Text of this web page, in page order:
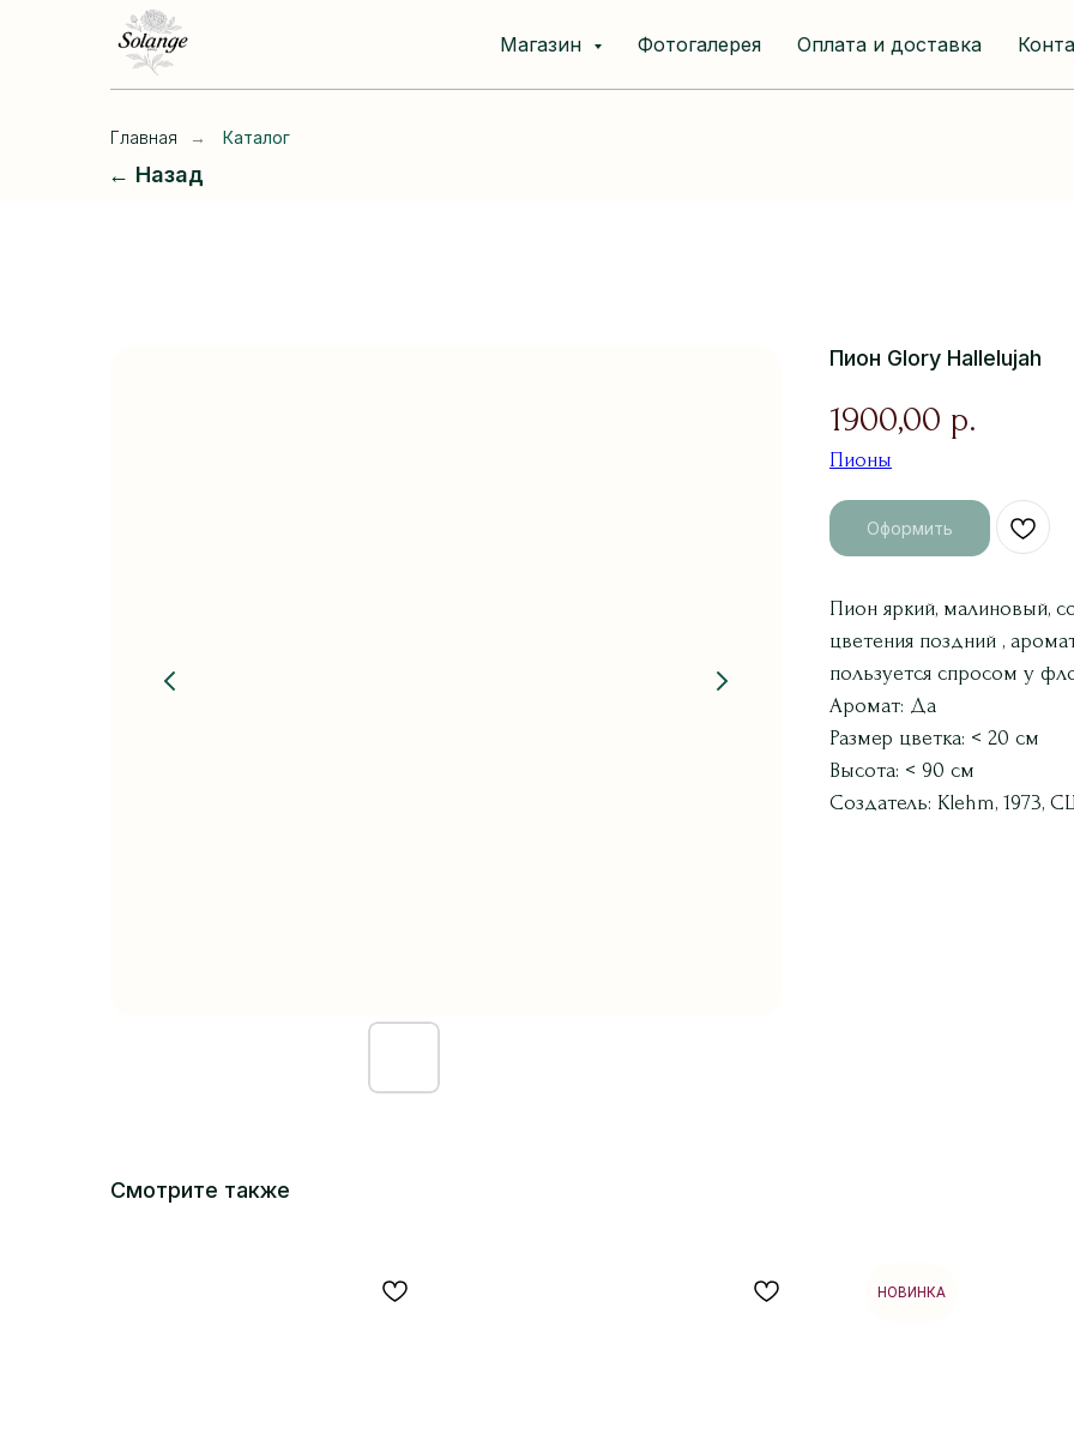
Магазин Фотогалерея Оплата и доставка
Главная → Каталог
← Назад
Пион Glory Hallelujah
1900,00 р.
Пионы
Оформить
Пион яркий, малиновый,
цветения поздний ,
пользуется спросом у
Аромат: Да
Размер цветка: < 20 см
Высота: < 90 см
Создатель: Klehm, 1973,
Смотрите также
НОВИНКА